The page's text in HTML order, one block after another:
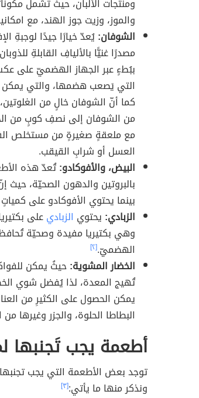
ومنتجات الألبان، حيثُ تشمل
والموز، وزيت جوز الهند، مع
الشوفان:يُعدّ خيارًا جيدًا لوجبةِ
مصدرًا غنيًّا بالأليافِ القابلةِ
ببُطءٍ عبر الجهاز الهضميّ على عكسِ
التي يَصعب هضمها، والتي يمكن
كما أنّ الشوفان خالٍ من
من الشوفان إلى نصفِ كوبٍ من
مع ملعقةٍ صغيرةٍ من مستخلص
العسل أو شرابِ القيقب.
البيض، والأفوكادو:تُعدّ هذه
بالبروتين والدهون الصحيّة، حيث
بينما يحتوي الأفوكادو على
الزبادي: يحتوي الزباديعلى
وهي بكتيريا مفيدة وصحيّة
الهضميّ.[٢]
الخضار المشوية:حيثُ يمكن
تُهيج المعدة، لذا يُفضل شوي
يمكن الحصول على الكثيرِ من
البطاطا الحلوة، والجزر وغيرها
أطعمة يجب تَجنبها
توجد بعض الأطعمة التي يجب
ونذكر منها ما يأتي:[٣]